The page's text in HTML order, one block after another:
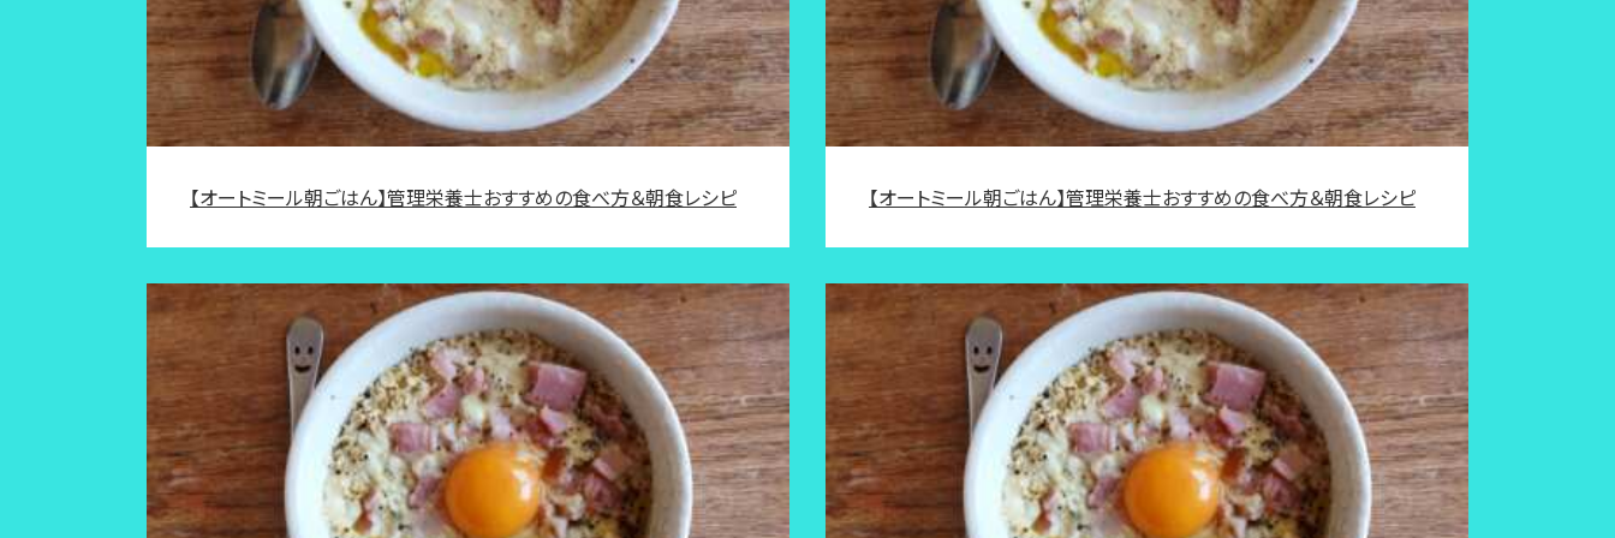
【オートミール朝ごはん】管理栄養士おすすめの食べ方＆朝食レシピ 【オートミール朝ごはん】管理栄養士おすすめの食べ方＆朝食レシピ